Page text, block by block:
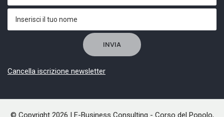
Cancella iscrizione newsletter
© Copyright 2026 | E-Business Consulting - Corso del Popolo,